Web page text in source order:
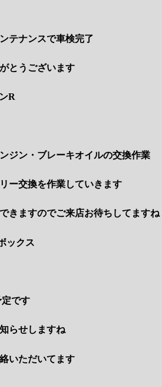
テナンスで車検完了
とうございます
R
ジン・ブレーキオイルの交換作業
ー交換を作業していきます
きますのでご来店お待ちしてますね
ックス
です
らせしますね
いただいてます